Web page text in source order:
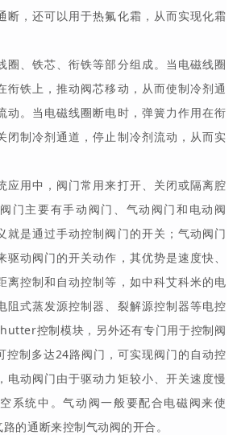
断，还可以用于热氟化霜，从而实现化霜
圈、铁芯、衔铁等部分组成。当电磁线圈
衔铁上，推动阀芯移动，从而使制冷剂通
动。当电磁线圈断电时，弹簧力作用在衔
闭制冷剂通道，停止制冷剂流动，从而实
应用中，阀门常用来打开、关闭或隔离腔
门主要有手动阀门、气动阀门和电动阀
就是通过手动控制阀门的开关；气动阀门
驱动阀门的开关动作，其优势是速度快、
离控制和自动控制等，如中科艾科米的电
阻式蒸发源控制器、裂解源控制器等电控
控制模块，另外还有专门用于控制阀
控制多达24路阀门，可实现阀门的自动控
电动阀门由于驱动力矩较小、开关速度慢
系统中。气动阀一般要配合电磁阀来使
的通断来控制气动阀的开合。